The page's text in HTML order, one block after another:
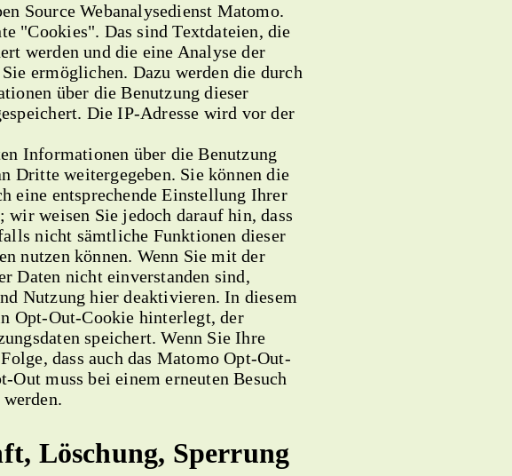
Source Webanalysedienst Matomo.
"Cookies". Das sind Textdateien, die
werden und die eine Analyse der
ermöglichen. Dazu werden die durch
über die Benutzung dieser
Die IP-Adresse wird vor der
Informationen über die Benutzung
Dritte weitergegeben. Sie können die
eine entsprechende Einstellung Ihrer
weisen Sie jedoch darauf hin, dass
nicht sämtliche Funktionen dieser
nutzen können. Wenn Sie mit der
Daten nicht einverstanden sind,
Nutzung hier deaktivieren. In diesem
Opt-Out-Cookie hinterlegt, der
speichert. Wenn Sie Ihre
dass auch das Matomo Opt-Out-
Out muss bei einem erneuten Besuch
Löschung, Sperrung